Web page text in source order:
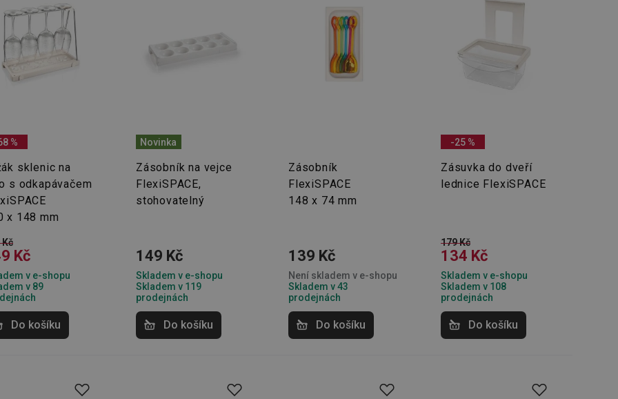
%
sklenic na
s odkapávačem
x 148 mm
Kč
Kč
v e-shopu
v 89
Do košíku
Novinka
Zásobník na vejce
FlexiSPACE,
stohovatelný
149 Kč
Skladem v e-shopu
Skladem v 119
prodejnách
Do košíku
Zásobník
FlexiSPACE
148 x 74 mm
139 Kč
Není skladem v e-shopu
Skladem v 43
prodejnách
Do košíku
-25 %
Zásuvka do dveří
lednice FlexiSPACE
179 Kč
134 Kč
Skladem v e-shopu
Skladem v 108
prodejnách
Do košíku